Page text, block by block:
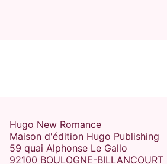
13/08/2025
Hugo New Romance
Maison d'édition Hugo Publishing
59 quai Alphonse Le Gallo
92100 BOULOGNE-BILLANCOURT